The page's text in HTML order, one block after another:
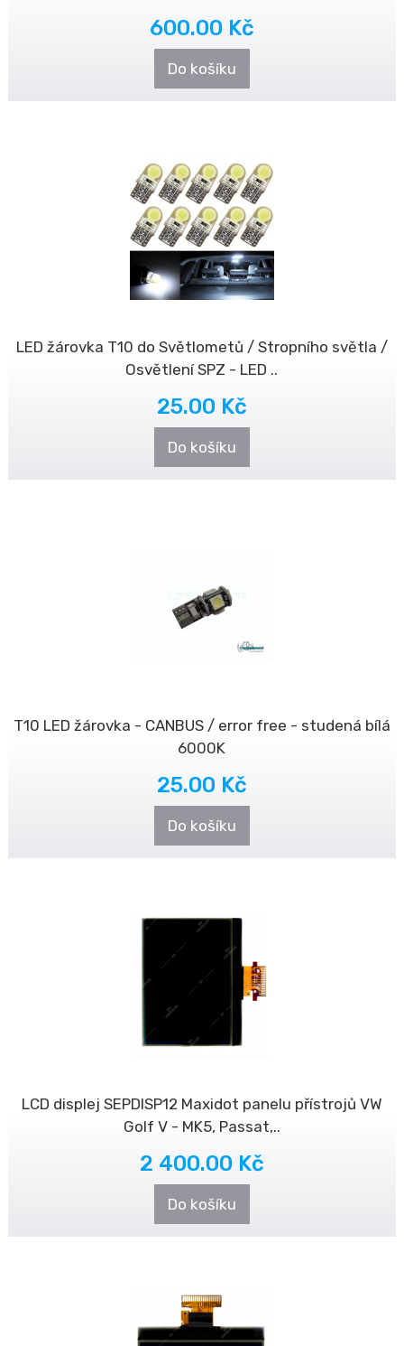
600.00 Kč
Do košíku
LED žárovka T10 do Světlometů / Stropního světla /
Osvětlení SPZ - LED ..
25.00 Kč
Do košíku
T10 LED žárovka - CANBUS / error free - studená bílá
6000K
25.00 Kč
Do košíku
LCD displej SEPDISP12 Maxidot panelu přístrojů VW
Golf V - MK5, Passat,..
2 400.00 Kč
Do košíku